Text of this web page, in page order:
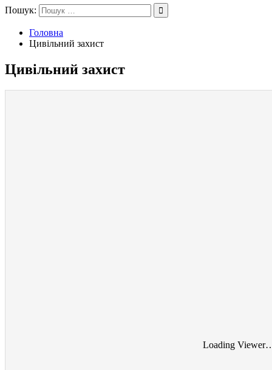
Пошук:
Головна
Цивільний захист
Цивільний захист
Loading